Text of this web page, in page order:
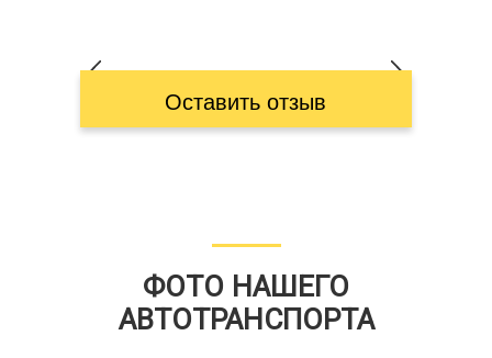
Оставить отзыв
ФОТО НАШЕГО
АВТОТРАНСПОРТА